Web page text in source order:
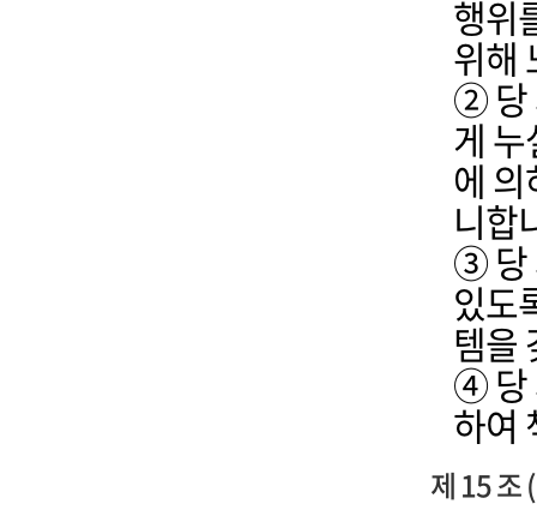
행위
위해
② 당
게
에
니합
③ 당
있도
템을
④ 당
하여
제 15 조